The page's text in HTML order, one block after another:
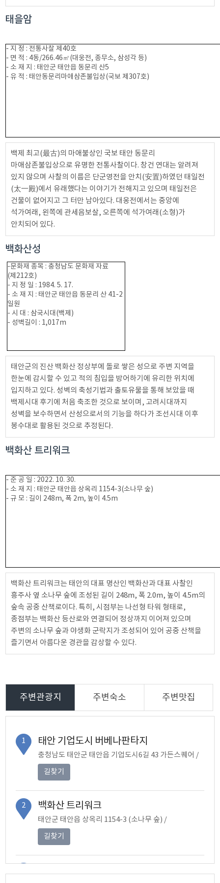
태을암
- 지 정 : 전통사찰 제40호
- 면 적 : 4동/266.46㎡(대웅전, 종무소, 삼성각 등)
- 소 재 지 : 태안군 태안읍 동문리 산5
- 유 적 : 태안동문리마애삼존불입상(국보 제307호)
백제 최고(最古)의 마애불상인 국보 태안 동문리
마애삼존불입상으로 유명한 전통사찰이다. 창건 연대는 알려져
있지 않으며 사찰의 이름은 단군영전을 안치(安置)하였던 태일전
(太一殿)에서 유래했다는 이야기가 전해지고 있으며 태일전은
건물이 없어지고 그 터만 남아있다. 대웅전에서는 중앙에
석가여래, 왼쪽에 관세음보살, 오른쪽에 석가여래(소형)가
안치되어 있다.
백화산성
-문화재 종목 : 충청남도 문화재 자료
(제212호)
- 지 정 일 : 1984. 5. 17.
- 소 재 지 : 태안군 태안읍 동문리 산 41-2
일원
- 시 대 : 삼국시대(백제)
- 성벽길이 : 1,017m
태안군의 진산 백화산 정상부에 돌로 쌓은 성으로 주변 지역을
한눈에 감시할 수 있고 적의 침입을 방어하기에 유리한 위치에
입지하고 있다. 성벽의 축성기법과 출토유물을 통해 보았을 때
백제시대 후기에 처음 축조한 것으로 보이며, 고려시대까지
성벽을 보수하면서 산성으로서의 기능을 하다가 조선시대 이후
봉수대로 활용된 것으로 추정된다.
백화산 트리워크
- 준 공 일 : 2022. 10. 30.
- 소 재 지 : 태안군 태안읍 상옥리 1154-3(소나무 숲)
- 규 모 : 길이 248m, 폭 2m, 높이 4.5m
백화산 트리워크는 태안의 대표 명산인 백화산과 대표 사찰인
흥주사 옆 소나무 숲에 조성된 길이 248m, 폭 2.0m, 높이 4.5m의
숲속 공중 산책로이다. 특히, 시점부는 나선형 타워 형태로,
종점부는 백화산 등산로와 연결되어 정상까지 이어져 있으며
주변의 소나무 숲과 야생화 군락지가 조성되어 있어 공중 산책을
즐기면서 아름다운 경관을 감상할 수 있다.
주변관광지 주변숙소 주변맛집
1 태안 기업도시 버베나판타지
충청남도 태안군 태안읍 기업도시6길 43 가든스퀘어 /
길찾기
2 백화산 트리워크
태안군 태안읍 상옥리 1154-3 (소나무 숲) /
길찾기